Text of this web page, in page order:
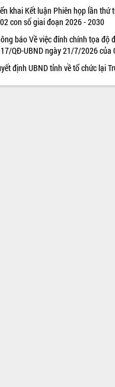
khai Kết luận Phiên họp lần
con số giai đoạn 2026 - 2030
báo Về việc đính chính tọa độ
QĐ-UBND ngày 21/7/2026 của
định UBND tỉnh về tổ chức lại